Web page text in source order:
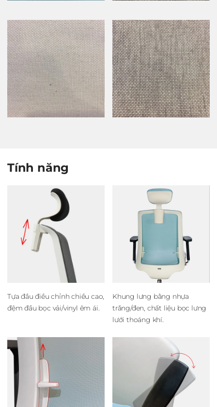
Tính năng
Tựa đầu điều chỉnh chiều cao,
đệm đầu bọc vải/vinyl êm ái.
Khung lưng bằng nhựa
trắng/đen, chất liệu bọc lưng
lưới thoáng khí.